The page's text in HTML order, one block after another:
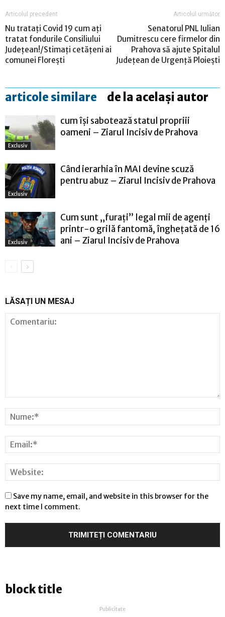
Articolul precedent
Nu tratați Covid 19 cum ați
tratat fondurile Consiliului
Județean!/Stimați cetățeni ai
comunei Florești
Articolul următor
Senatorul PNL Iulian
Dumitrescu cere firmelor din
Prahova să ajute Spitalul
Județean de Urgență Ploiești
articole similare de la același autor
Exclusiv
cum își sabotează statul propriii
oameni – Ziarul Incisiv de Prahova
Exclusiv
Când ierarhia în MAI devine scuză
pentru abuz – Ziarul Incisiv de Prahova
Exclusiv
Cum sunt „furați” legal mii de agenți
printr-o grilă fantomă, înghețată de 16
ani – Ziarul Incisiv de Prahova
LĂSAȚI UN MESAJ
Save my name, email, and website in this browser for the
next time I comment.
block title
Publicitate